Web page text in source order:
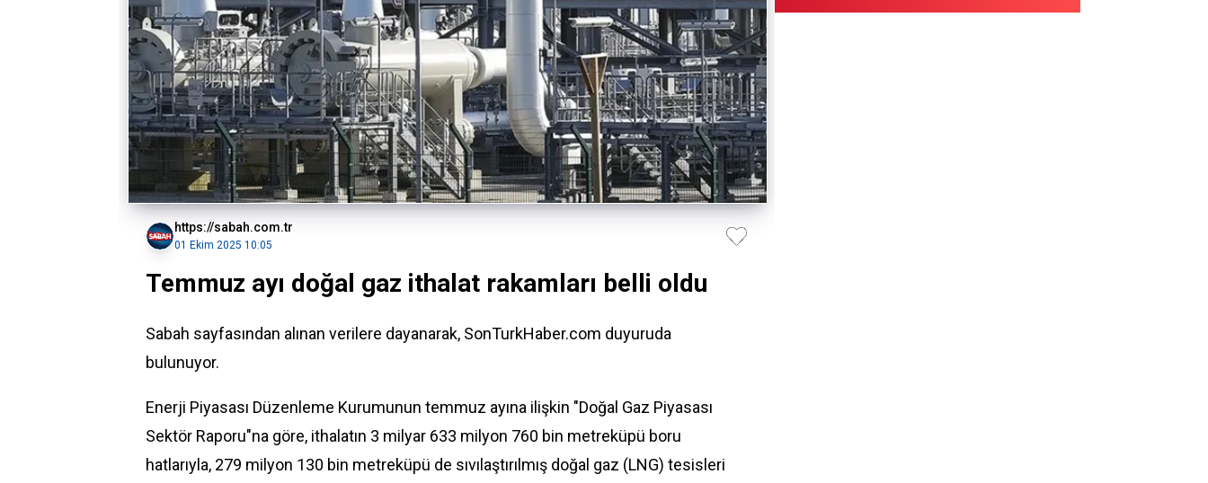
https://sabah.com.tr
01 Ekim 2025 10:05
Temmuz ayı doğal gaz ithalat rakamları belli oldu
Sabah sayfasından alınan verilere dayanarak, SonTurkHaber.com duyuruda
bulunuyor.
Enerji Piyasası Düzenleme Kurumunun temmuz ayına ilişkin "Doğal Gaz Piyasası
Sektör Raporu"na göre, ithalatın 3 milyar 633 milyon 760 bin metreküpü boru
hatlarıyla, 279 milyon 130 bin metreküpü de sıvılaştırılmış doğal gaz (LNG) tesisleri